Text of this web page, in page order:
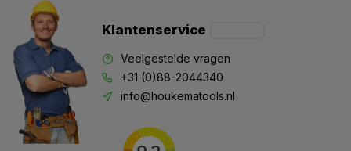
Klantenservice
Veelgestelde vragen
+31 (0)88-2044340
info@houkematools.nl